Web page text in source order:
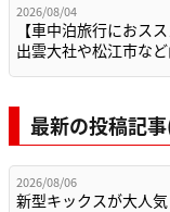
2026/08/04
【車中泊旅行におス
出雲大社や松江市な
最新の投稿記
2026/08/06
新型キックスが大人